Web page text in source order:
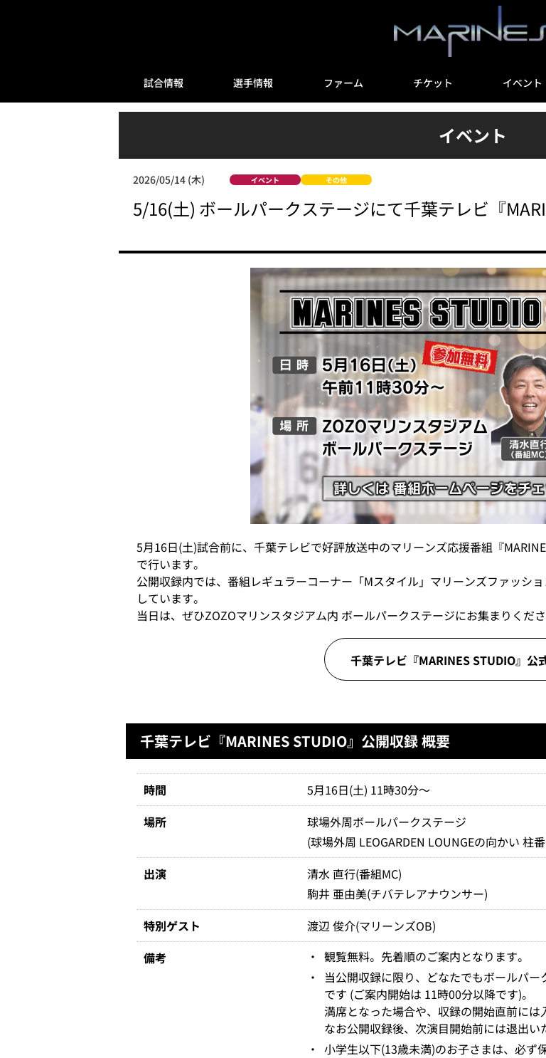
試合情報 選手情報 ファーム チケット イベント
イベント
2026/05/14 (木) イベント その他
5/16(土) ボールパークステージにて千葉テレビ『
5月16日(土)試合前に、千葉テレビで好評放送中のマリーンズ応援番組『
で行います。
公開収録内では、番組レギュラーコーナー「Mスタイル」マリーンズファッシ
しています。
当日は、ぜひZOZOマリンスタジアム内 ボールパークステージにお集まりくださ
千葉テレビ『MARINES STUDIO』公
千葉テレビ『MARINES STUDIO』公開収録 概要
時間
5月16日(土) 11時30分～
場所
球場外周ボールパークステージ
(球場外周 LEOGARDEN LOUNGEの向かい 柱
出演
清水 直行(番組MC)
駒井 亜由美(チバテレアナウンサー)
特別ゲスト
渡辺 俊介(マリーンズOB)
備考
・ 観覧無料。先着順のご案内となります。
・
当公開収録に限り、どなたでもボールパ
です (ご案内開始は 11時00分以降です)。
満席となった場合や、収録の開始直前には
なお公開収録後、次演目開始前には退出い
・ 小学生以下(13歳未満)のお子さまは、必ず